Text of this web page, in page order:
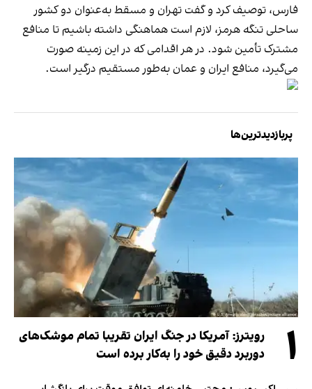
فارس، توصیف کرد و گفت تهران و مسقط به‌عنوان دو کشور
ساحلی تنگه هرمز، لازم است هماهنگی‌ داشته باشیم تا منافع
مشترک تأمین شود. در هر اقدامی که در این زمینه صورت
می‌گیرد، منافع ایران و عمان به‌طور مستقیم درگیر است.
پربازدیدترین‌ها
۱
رویترز: آمریکا در جنگ ایران تقریبا تمام موشک‌های
دوربرد دقیق خود را به‌کار برده است